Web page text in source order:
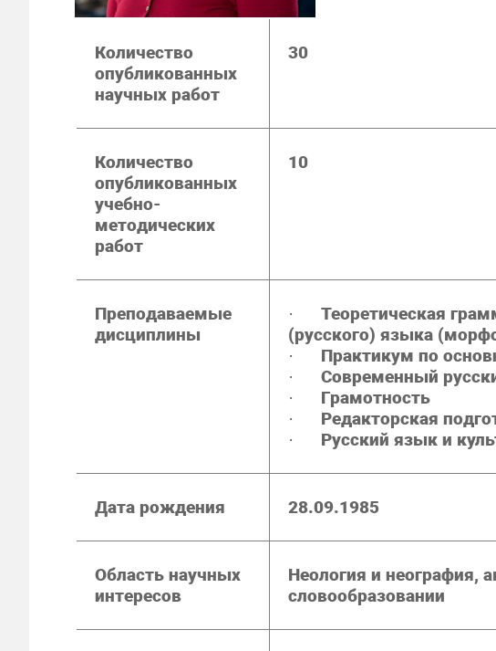
Количество
опубликованных
научных работ
30
Количество
опубликованных
учебно-
методических
работ
10
Преподаваемые
дисциплины
· Теоретическая
(русского) языка
· Практикум по
· Современный
· Грамотность
· Редакторская
· Русский язык и
Дата рождения 28.09.1985
Область научных
интересов
Неология и неография,
словообразовании